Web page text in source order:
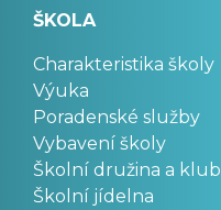
ŠKOLA
Charakteristika školy
Výuka
Poradenské služby
Vybavení školy
Školní družina a klub
Školní jídelna